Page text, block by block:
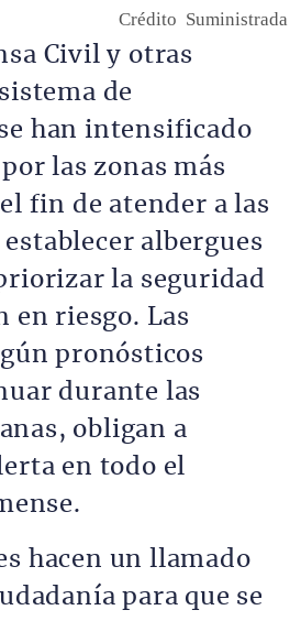
Crédito Suministrada
Civil y otras
de
han intensificado
las zonas más
fin de atender a las
albergues
la seguridad
en riesgo. Las
pronósticos
durante las
obligan a
en todo el
hacen un llamado
para que se